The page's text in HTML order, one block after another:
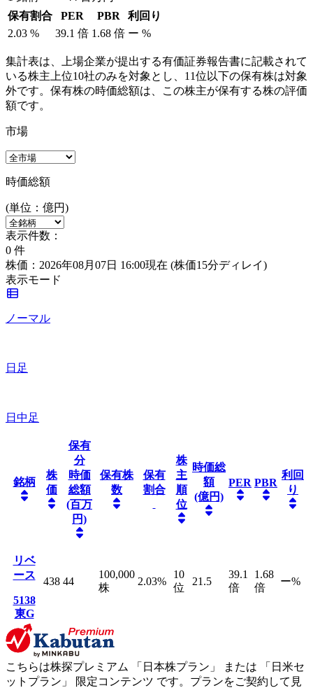
保有割合
PER PBR
利回り
2.03 % 39.1 倍 1.68 倍 ー %
集計表は、上場企業が提出する有価証券報告書に記載されて
いる株主上位10社のみを対象とし、11位以下の保有株は対象
外です。保有株の時価総額は、この株主が保有する株の評価
額です。
市場
時価総額
(単位：億円)
表示件数：
0 件
株価：2026年08月07日 16:00現在 (株価15分ディレイ)
表示モード
ノーマル
日足
日中足
銘柄
株
価
保有
分
時価
総額
(百万
円)
保有株
数
保有
割合
株
主
順
位
時価総
額
(億円)
PER PBR
利回
り
リベ
ース
5138
東G
438 44
100,000
株
2.03%
10
位
21.5
39.1
倍
1.68
倍
ー%
こちらは株探プレミアム 「 日本株プラン 」 または 「 日米セ
ットプラン 」 限定コンテンツ です。プランをご契約して見